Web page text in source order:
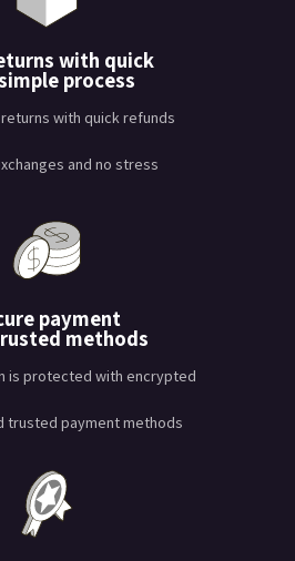
with quick
process
with quick refunds
and no stress.
payment
methods
is protected with encrypted
trusted payment methods.